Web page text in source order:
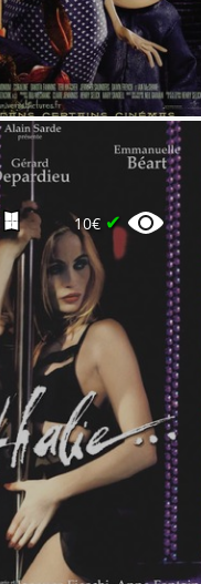
10€ ✔